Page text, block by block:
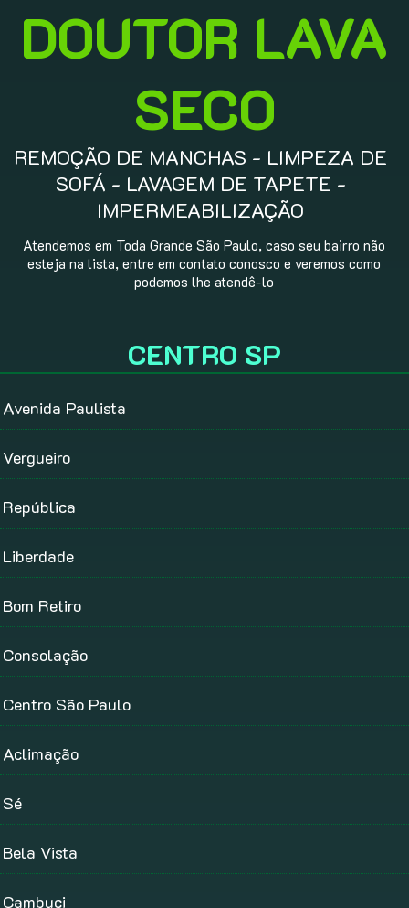
DOUTOR LAVA
SECO
REMOÇÃO DE MANCHAS - LIMPEZA DE
SOFÁ - LAVAGEM DE TAPETE -
IMPERMEABILIZAÇÃO
Atendemos em Toda Grande São Paulo, caso seu bairro não
esteja na lista, entre em contato conosco e veremos como
podemos lhe atendê-lo
CENTRO SP
Avenida Paulista
Vergueiro
República
Liberdade
Bom Retiro
Consolação
Centro São Paulo
Aclimação
Sé
Bela Vista
Cambuci